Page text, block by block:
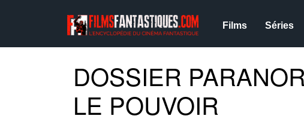
Films Séries
DOSSIER
LE POUVOIR